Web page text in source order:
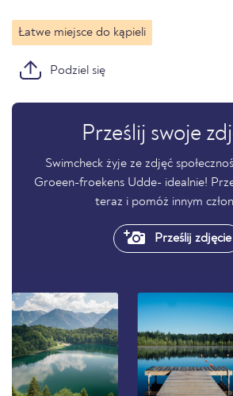
Łatwe miejsce do kąpieli
Podziel się
Prześlij swoje
Swimcheck żyje ze zdjęć
Groeen-froekens Udde- idealnie!
teraz i pomóż innym
Prześlij zdjęcie